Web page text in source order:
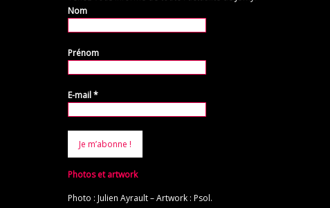
Nom
Prénom
E-mail*
Photos et artwork
Photo : Julien Ayrault – Artwork : Psol.